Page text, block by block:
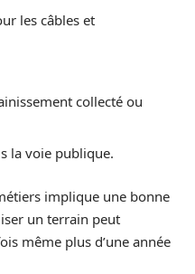
les câbles et
collecté ou
la voie publique.
implique une bonne
un terrain peut
même plus d’une année